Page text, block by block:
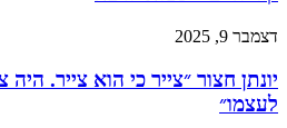
דצמבר 9, 2025
יונתן חצור ״צייר כי הוא צייר.
לעצמו״